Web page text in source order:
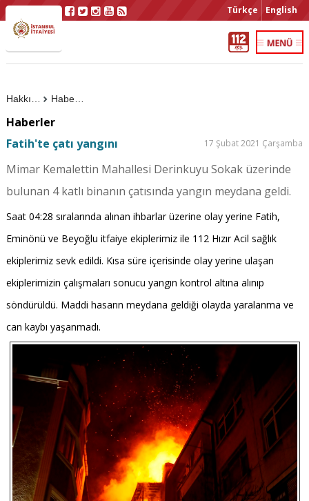
Türkçe English
Haberler
Haberler
Fatih'te çatı yangını
17 Şubat 2021 Çarşamba
Mimar Kemalettin Mahallesi Derinkuyu Sokak üzerinde
bulunan 4 katlı binanın çatısında yangın meydana geldi.
Saat 04:28 sıralarında alınan ihbarlar üzerine olay yerine Fatih,
Eminönü ve Beyoğlu itfaiye ekiplerimiz ile 112 Hızır Acil sağlık
ekiplerimiz sevk edildi. Kısa süre içerisinde olay yerine ulaşan
ekiplerimizin çalışmaları sonucu yangın kontrol altına alınıp
söndürüldü. Maddi hasarın meydana geldiği olayda yaralanma ve
can kaybı yaşanmadı.